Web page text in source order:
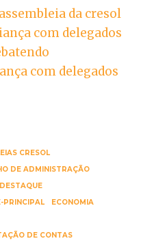
CRESOL
DE ADMINISTRAÇÃO
DESTAQUE
PRINCIPAL
ECONOMIA
DE CONTAS